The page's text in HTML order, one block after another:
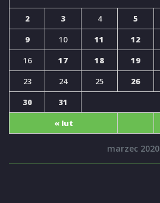
marzec 2020
« lut
2
3 4 5
9
10 11 12
16
17 18 19
23
24 25 26
30
31